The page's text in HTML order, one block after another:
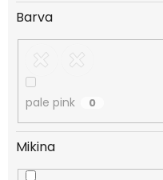
Barva
pale pink 0
Mikina